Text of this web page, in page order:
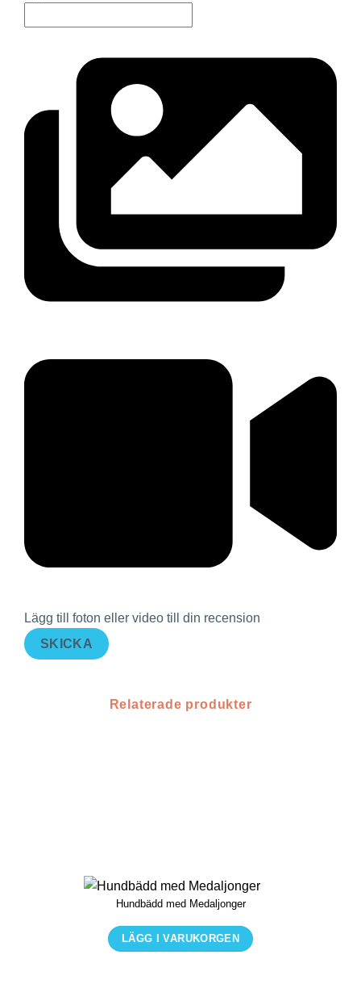
Lägg till foton eller video till din recension
SKICKA
Relaterade produkter
Hundbädd med Medaljonger
LÄGG I VARUKORGEN